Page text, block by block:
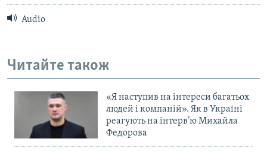
Audio
Читайте також
«Я наступив на інтереси багатьох
людей і компаній». Як в Україні
реагують на інтерв’ю Михайла
Федорова